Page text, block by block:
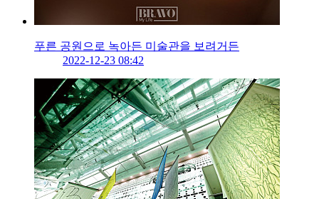
푸른 공원으로 녹아든 미술관을 보려거든
2022-12-23 08:42